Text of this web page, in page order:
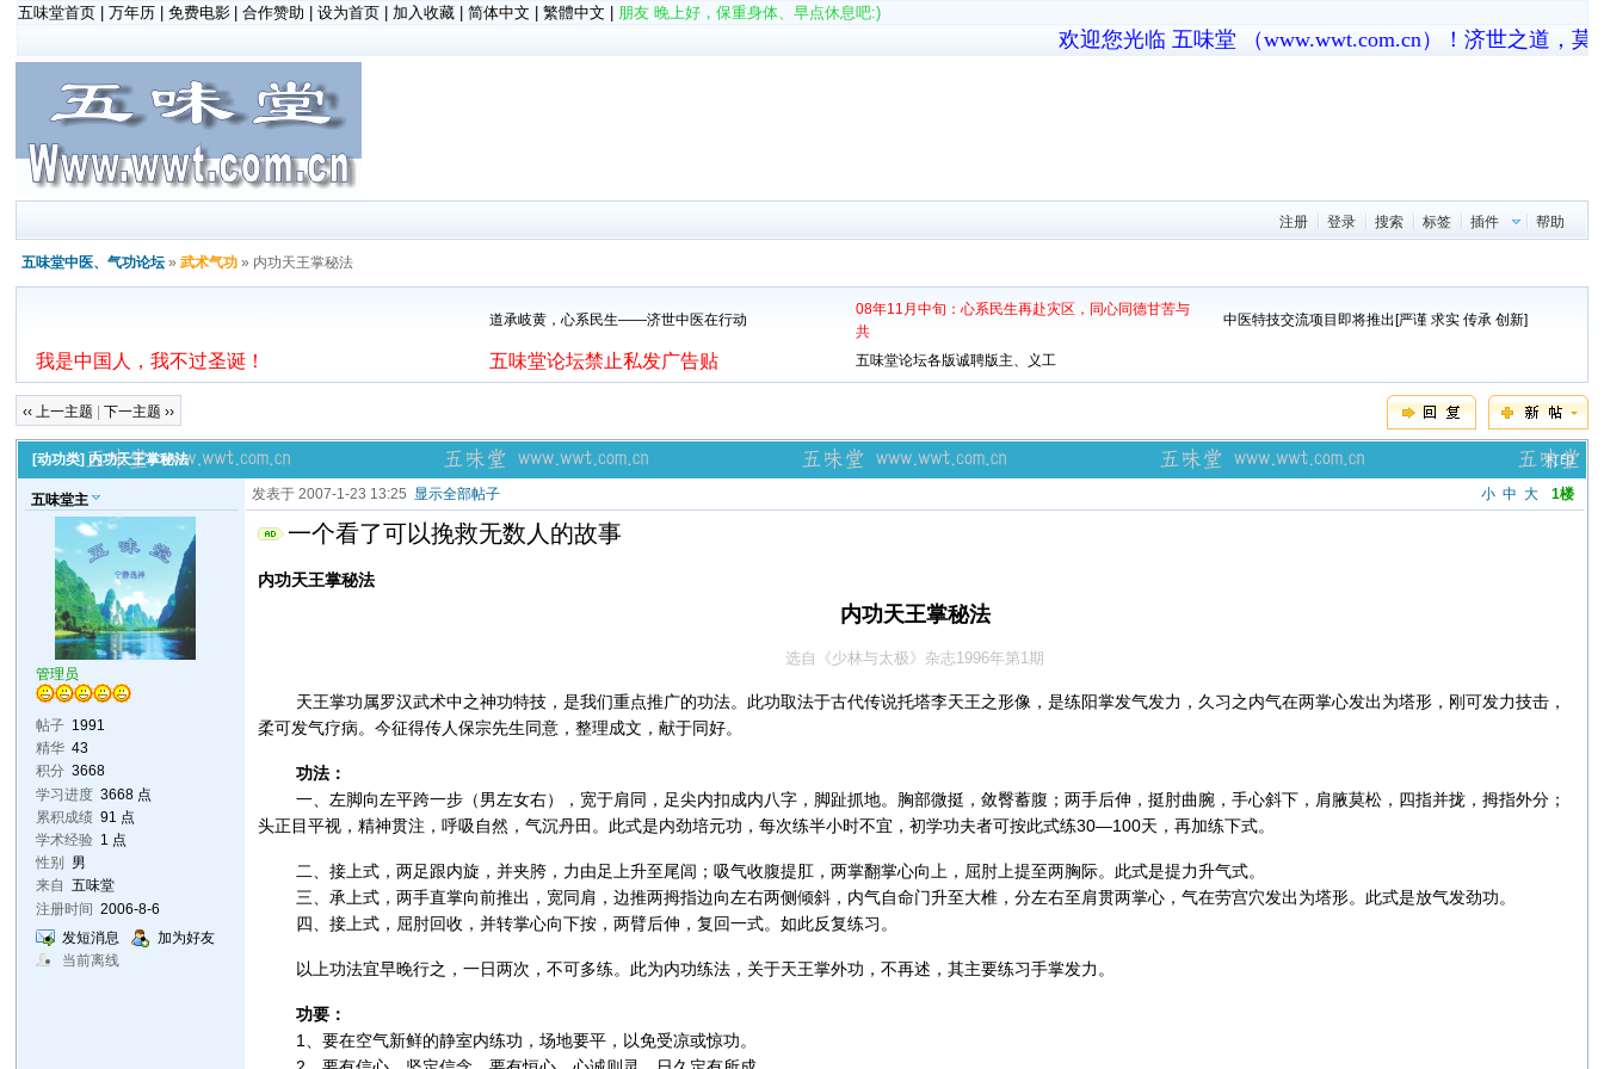
五味堂首页| 万年历 | 免费电影 | 合作赞助 | 设为首页| 加入收藏| 简体中文 繁體中文 朋友 晚上好，保重身体、早点休息吧:)
欢迎您光临五味堂（www.wwt.com.cn） ！济世之道，
注册 登录 搜索 标签 插件 帮助
五味堂中医、气功论坛 »武术气功 » 内功天王掌秘法
道承岐黄，心系民生——济世中医在行动
08年11月中旬：心系民生再赴灾区，同心同德甘苦与
共
中医特技交流项目即将推出[严谨 求实 传承 创新]
我是中国人，我不过圣诞！ 五味堂论坛禁止私发广告贴 五味堂论坛各版诚聘版主、义工
‹‹ 上一主题 |下一主题 ››
打印
[动功类] 内功天王掌秘法
五味堂主
管理员
帖子 1991
精华 43
积分 3668
学习进度 3668 点
累积成绩 91 点
学术经验 1 点
性别
男
来自
五味堂
注册时间 2006-8-6
发短消息
加为好友
当前离线
1楼
大
中
小
发表于 2007-1-23 13:25 显示全部帖子
一个看了可以挽救无数人的故事
内功天王掌秘法
内功天王掌秘法
选自《少林与太极》杂志1996年第1期
天王掌功属罗汉武术中之神功特技，是我们重点推广的功法。此功取法于古代传说托塔李天王之形像，是练阳掌发气发力，久习之内气在两掌心发出为塔形，刚可发力技击，
柔可发气疗病。今征得传人保宗先生同意，整理成文，献于同好。
功法：
一、左脚向左平跨一步（男左女右），宽于肩同，足尖内扣成内八字，脚趾抓地。胸部微挺，敛臀蓄腹；两手后伸，挺肘曲腕，手心斜下，肩腋莫松，四指并拢，拇指外分；
头正目平视，精神贯注，呼吸自然，气沉丹田。此式是内劲培元功，每次练半小时不宜，初学功夫者可按此式练30—100天，再加练下式。
二、接上式，两足跟内旋，并夹胯，力由足上升至尾闾；吸气收腹提肛，两掌翻掌心向上，屈肘上提至两胸际。此式是提力升气式。
三、承上式，两手直掌向前推出，宽同肩，边推两拇指边向左右两侧倾斜，内气自命门升至大椎，分左右至肩贯两掌心，气在劳宫穴发出为塔形。此式是放气发劲功。
四、接上式，屈肘回收，并转掌心向下按，两臂后伸，复回一式。如此反复练习。
以上功法宜早晚行之，一日两次，不可多练。此为内功练法，关于天王掌外功，不再述，其主要练习手掌发力。
功要：
1、要在空气新鲜的静室内练功，场地要平，以免受凉或惊功。